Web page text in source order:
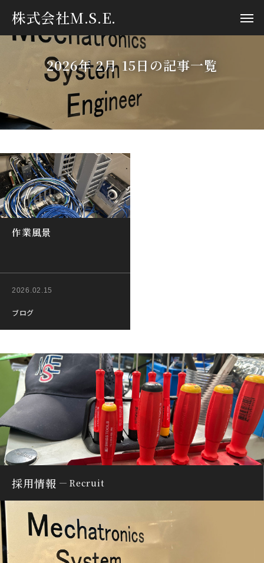
株式会社M.S.E.
2026年 2月 15日の記事一覧
作業風景
2026.02.15
ブログ
採用情報 Recruit